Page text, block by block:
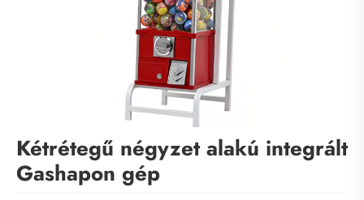
Kétrétegű négyzet alakú integrált
Gashapon gép